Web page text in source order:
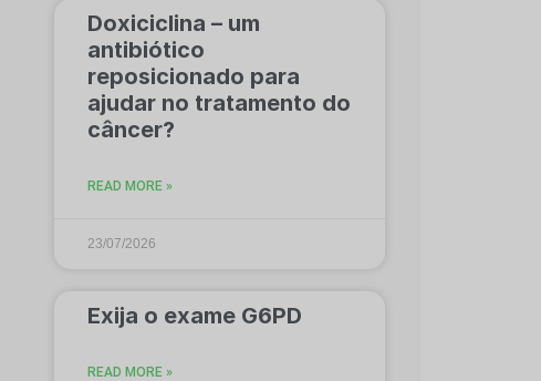
Doxiciclina – um
antibiótico
reposicionado para
ajudar no tratamento do
câncer?
READ MORE »
23/07/2026
Exija o exame G6PD
READ MORE »